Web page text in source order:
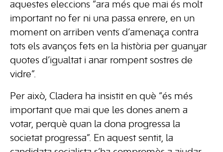
aquestes eleccions “ara més que mai és molt
important no fer ni una passa enrere, en un
moment on arriben vents d’amenaça contra
tots els avanços fets en la història per guanyar
quotes d’igualtat i anar rompent sostres de
vidre”.
Per això, Cladera ha insistit en què “és més
important que mai que les dones anem a
votar, perquè quan la dona progressa la
societat progressa”. En aquest sentit, la